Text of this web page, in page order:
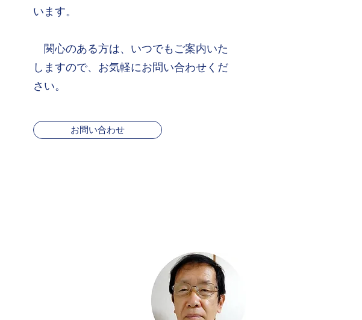
います。
関心のある方は、いつでもご案内いた
しますので、お気軽にお問い合わせくだ
さい。
お問い合わせ